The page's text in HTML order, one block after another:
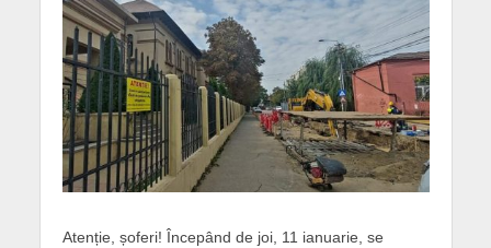
Atenție, șoferi! Începând de joi, 11 ianuarie, se